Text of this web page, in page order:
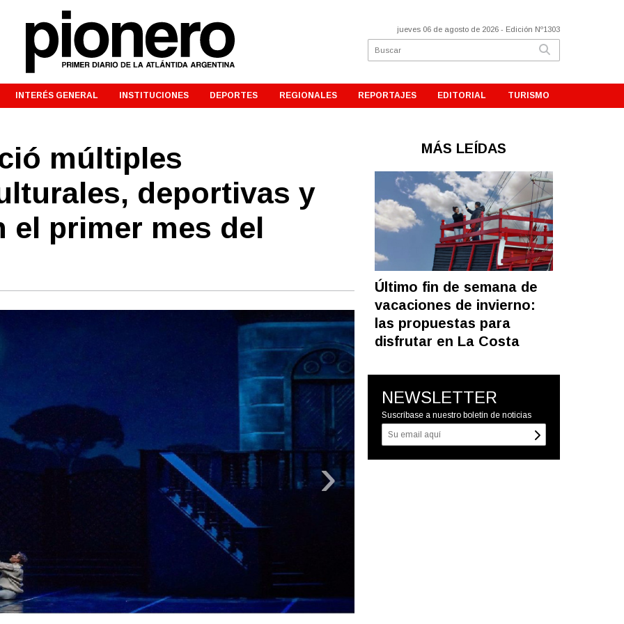
jueves 06 de agosto de 2026 - Edición Nº1303
INTERÉS GENERAL INSTITUCIONES DEPORTES REGIONALES REPORTAJES EDITORIAL TURISMO
múltiples
deportivas y
el primer mes del
›
MÁS LEÍDAS
Último fin de semana de
vacaciones de invierno:
las propuestas para
disfrutar en La Costa
NEWSLETTER
Suscríbase a nuestro boletín de noticias